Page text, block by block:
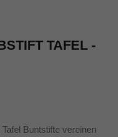
TAFEL -
Buntstifte vereinen